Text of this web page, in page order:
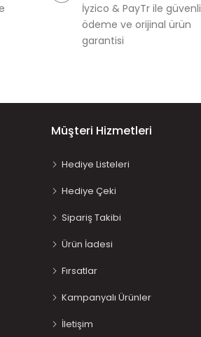
İyzico & PayTr ile güvenli
ödeme ve orijinal ürün
garantisi
Müşteri Hizmetleri
Hediye Listeleri
Hediye Çeki
Sipariş Takibi
Ürün İadesi
Fırsatlar
Kampanyalı Ürünler
İletişim